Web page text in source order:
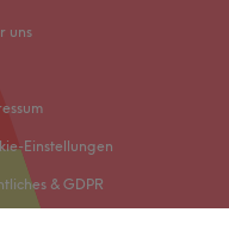
uns
Einstellungen
& GDPR